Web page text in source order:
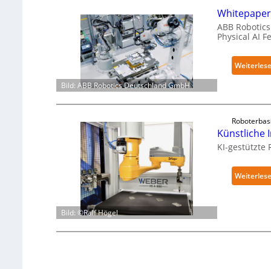
Bild: ABB Robotics Deutschland GmbH
ABB
Physical AI
Bild: ©Ralf Högel
Künstliche
KI-gestützte